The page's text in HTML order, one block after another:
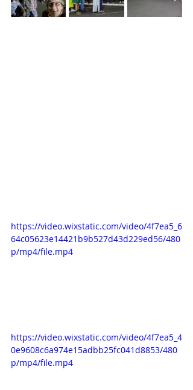
https://video.wixstatic.com/video/4f7ea5_6
64c05623e14421b9b527d43d229ed56/480
p/mp4/file.mp4
https://video.wixstatic.com/video/4f7ea5_4
0e9608c6a974e15adbb25fc041d8853/480
p/mp4/file.mp4